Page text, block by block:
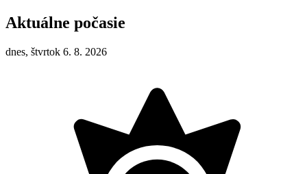
Aktuálne počasie
dnes, štvrtok 6. 8. 2026